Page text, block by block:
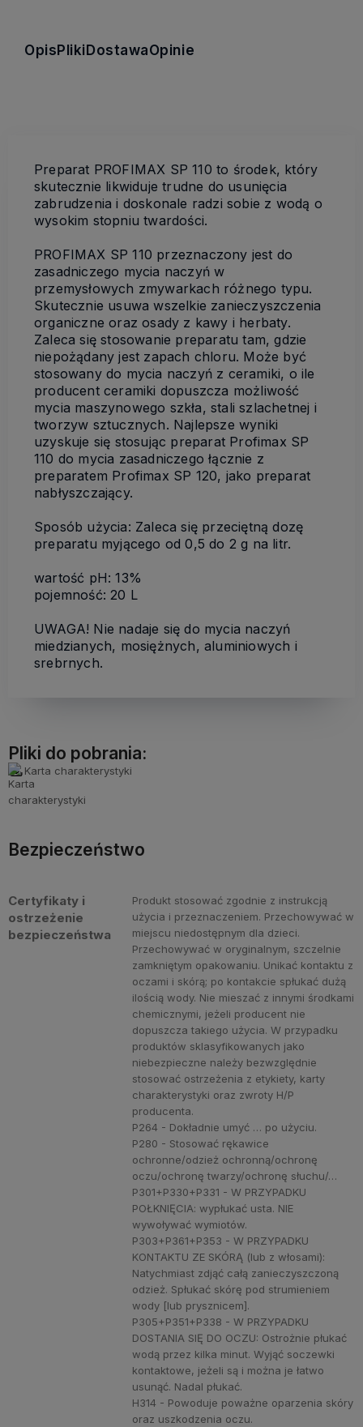
OpisPlikiDostawaOpinie
Preparat PROFIMAX SP 110 to środek, który
skutecznie likwiduje trudne do usunięcia
zabrudzenia i doskonale radzi sobie z wodą o
wysokim stopniu twardości.
PROFIMAX SP 110 przeznaczony jest do
zasadniczego mycia naczyń w
przemysłowych zmywarkach różnego typu.
Skutecznie usuwa wszelkie zanieczyszczenia
organiczne oraz osady z kawy i herbaty.
Zaleca się stosowanie preparatu tam, gdzie
niepożądany jest zapach chloru. Może być
stosowany do mycia naczyń z ceramiki, o ile
producent ceramiki dopuszcza możliwość
mycia maszynowego szkła, stali szlachetnej i
tworzyw sztucznych. Najlepsze wyniki
uzyskuje się stosując preparat Profimax SP
110 do mycia zasadniczego łącznie z
preparatem Profimax SP 120, jako preparat
nabłyszczający.
Sposób użycia: Zaleca się przeciętną dozę
preparatu myjącego od 0,5 do 2 g na litr.
wartość pH: 13%
pojemność: 20 L
UWAGA! Nie nadaje się do mycia naczyń
miedzianych, mosiężnych, aluminiowych i
srebrnych.
Pliki do pobrania:
Karta charakterystyki
Bezpieczeństwo
Certyfikaty i
ostrzeżenie
bezpieczeństwa
Produkt stosować zgodnie z instrukcją
użycia i przeznaczeniem. Przechowywać w
miejscu niedostępnym dla dzieci.
Przechowywać w oryginalnym, szczelnie
zamkniętym opakowaniu. Unikać kontaktu z
oczami i skórą; po kontakcie spłukać dużą
ilością wody. Nie mieszać z innymi środkami
chemicznymi, jeżeli producent nie
dopuszcza takiego użycia. W przypadku
produktów sklasyfikowanych jako
niebezpieczne należy bezwzględnie
stosować ostrzeżenia z etykiety, karty
charakterystyki oraz zwroty H/P
producenta.
P264 - Dokładnie umyć … po użyciu.
P280 - Stosować rękawice
ochronne/odzież ochronną/ochronę
oczu/ochronę twarzy/ochronę słuchu/…
P301+P330+P331 - W PRZYPADKU
POŁKNIĘCIA: wypłukać usta. NIE
wywoływać wymiotów.
P303+P361+P353 - W PRZYPADKU
KONTAKTU ZE SKÓRĄ (lub z włosami):
Natychmiast zdjąć całą zanieczyszczoną
odzież. Spłukać skórę pod strumieniem
wody [lub prysznicem].
P305+P351+P338 - W PRZYPADKU
DOSTANIA SIĘ DO OCZU: Ostrożnie płukać
wodą przez kilka minut. Wyjąć soczewki
kontaktowe, jeżeli są i można je łatwo
usunąć. Nadal płukać.
H314 - Powoduje poważne oparzenia skóry
oraz uszkodzenia oczu.